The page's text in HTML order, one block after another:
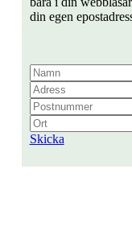
din egen
Skicka